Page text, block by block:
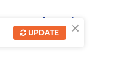
Terdampak
Ditangkap ×
UPDATE